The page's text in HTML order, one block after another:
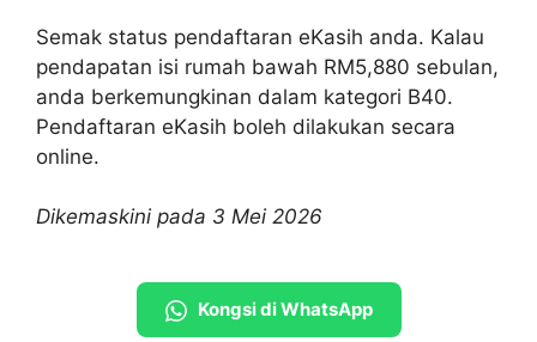
Semak status pendaftaran eKasih anda. Kalau
pendapatan isi rumah bawah RM5,880 sebulan,
anda berkemungkinan dalam kategori B40.
Pendaftaran eKasih boleh dilakukan secara
online.
Dikemaskini pada 3 Mei 2026
Kongsi di WhatsApp